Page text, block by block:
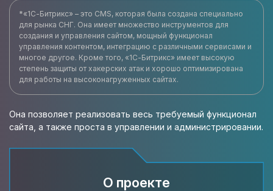
*«1С-Битрикс» – это CMS, которая была создана специально
для рынка СНГ. Она имеет множество инструментов для
создания и управления сайтом, мощный функционал
управления контентом, интеграцию с различными сервисами и
многое другое. Кроме того, «1С-Битрикс» имеет высокую
степень защиты от хакерских атак и хорошо оптимизирована
для работы на высоконагруженных сайтах.
Она позволяет реализовать весь требуемый функционал
сайта, а также проста в управлении и администрировании.
О проекте